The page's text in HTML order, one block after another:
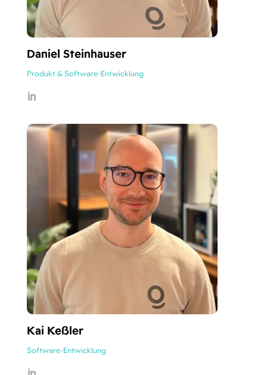
Daniel Steinhauser
Produkt & Software-Entwicklung
Kai Keßler
Software-Entwicklung